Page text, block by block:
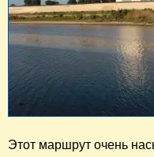
Этот маршрут очень